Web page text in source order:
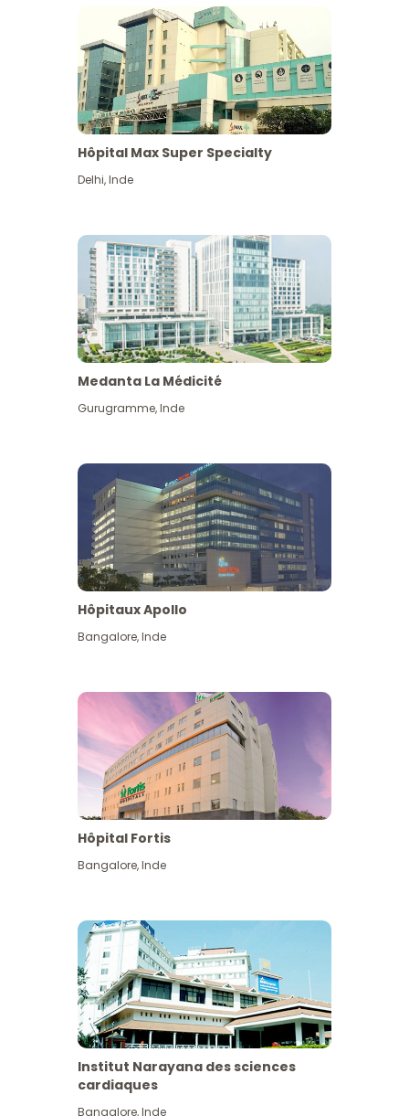
Hôpital Max Super Specialty
Delhi,Inde
Medanta La Médicité
Gurugramme,Inde
Hôpitaux Apollo
Bangalore,Inde
Hôpital Fortis
Bangalore,Inde
Institut Narayana des sciences
cardiaques
Bangalore,Inde